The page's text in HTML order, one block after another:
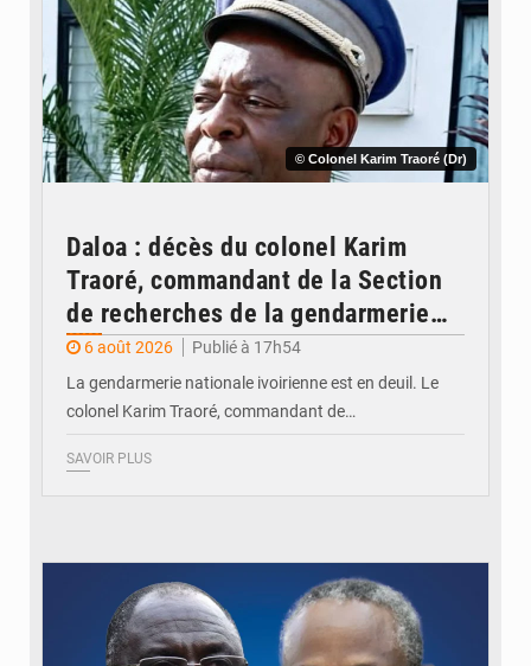
© Colonel Karim Traoré (Dr)
Daloa : décès du colonel Karim
Traoré, commandant de la Section
de recherches de la gendarmerie
après une activité sportive
6 août 2026
Publié à 17h54
La gendarmerie nationale ivoirienne est en deuil. Le
colonel Karim Traoré, commandant de…
SAVOIR PLUS